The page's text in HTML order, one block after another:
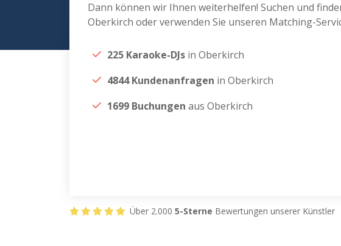
Dann können wir Ihnen weiterhelfen! Suchen und
Oberkirch oder verwenden Sie unseren Matching-
225 Karaoke-DJs in Oberkirch
4844 Kundenanfragen in Oberkirch
1699 Buchungen aus Oberkirch
Über 2.000 5-Sterne Bewertungen unserer Künstler